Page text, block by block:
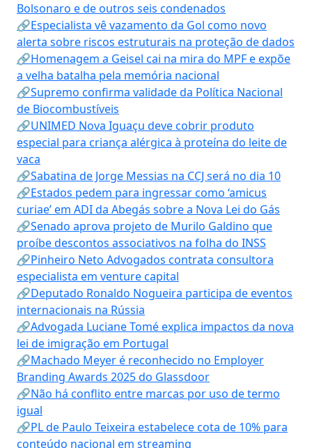
Bolsonaro e de outros seis condenados
🔗Especialista vê vazamento da Gol como novo
alerta sobre riscos estruturais na proteção de dados
🔗Homenagem a Geisel cai na mira do MPF e expõe
a velha batalha pela memória nacional
🔗Supremo confirma validade da Política Nacional
de Biocombustíveis
🔗UNIMED Nova Iguaçu deve cobrir produto
especial para criança alérgica à proteína do leite de
vaca
🔗Sabatina de Jorge Messias na CCJ será no dia 10
🔗Estados pedem para ingressar como ‘amicus
curiae’ em ADI da Abegás sobre a Nova Lei do Gás
🔗Senado aprova projeto de Murilo Galdino que
proíbe descontos associativos na folha do INSS
🔗Pinheiro Neto Advogados contrata consultora
especialista em venture capital
🔗Deputado Ronaldo Nogueira participa de eventos
internacionais na Rússia
🔗Advogada Luciane Tomé explica impactos da nova
lei de imigração em Portugal
🔗Machado Meyer é reconhecido no Employer
Branding Awards 2025 do Glassdoor
🔗Não há conflito entre marcas por uso de termo
igual
🔗PL de Paulo Teixeira estabelece cota de 10% para
conteúdo nacional em streaming